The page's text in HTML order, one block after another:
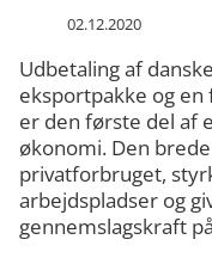
02.12.2020
Udbetaling af
eksportpakke og
er den første del af
økonomi. Den
privatforbruget,
arbejdspladser og
gennemslagskraft